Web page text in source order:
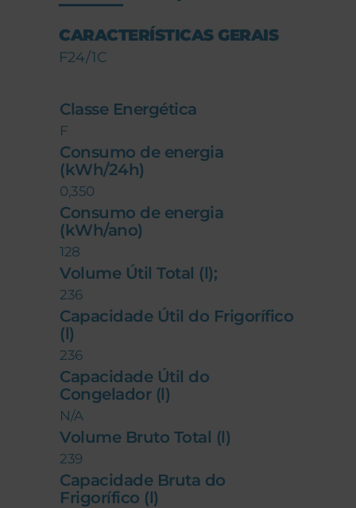
CARACTERÍSTICAS GERAIS
F24/1C
Classe Energética
F
Consumo de energia
(kWh/24h)
0,350
Consumo de energia
(kWh/ano)
128
Volume Útil Total (l);
236
Capacidade Útil do Frigorífico
(l)
236
Capacidade Útil do
Congelador (l)
N/A
Volume Bruto Total (l)
239
Capacidade Bruta do
Frigorífico (l)